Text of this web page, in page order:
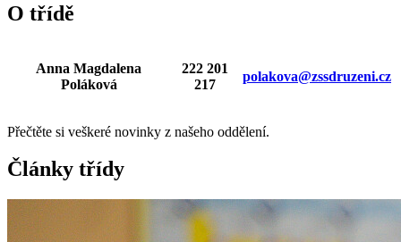
O třídě
Anna Magdalena
Poláková
222 201
217
polakova@zssdruzeni.cz
Přečtěte si veškeré novinky z našeho oddělení.
Články třídy